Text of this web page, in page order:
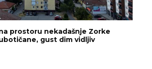
prostoru nekadašnje Zorke
gust dim vidljiv